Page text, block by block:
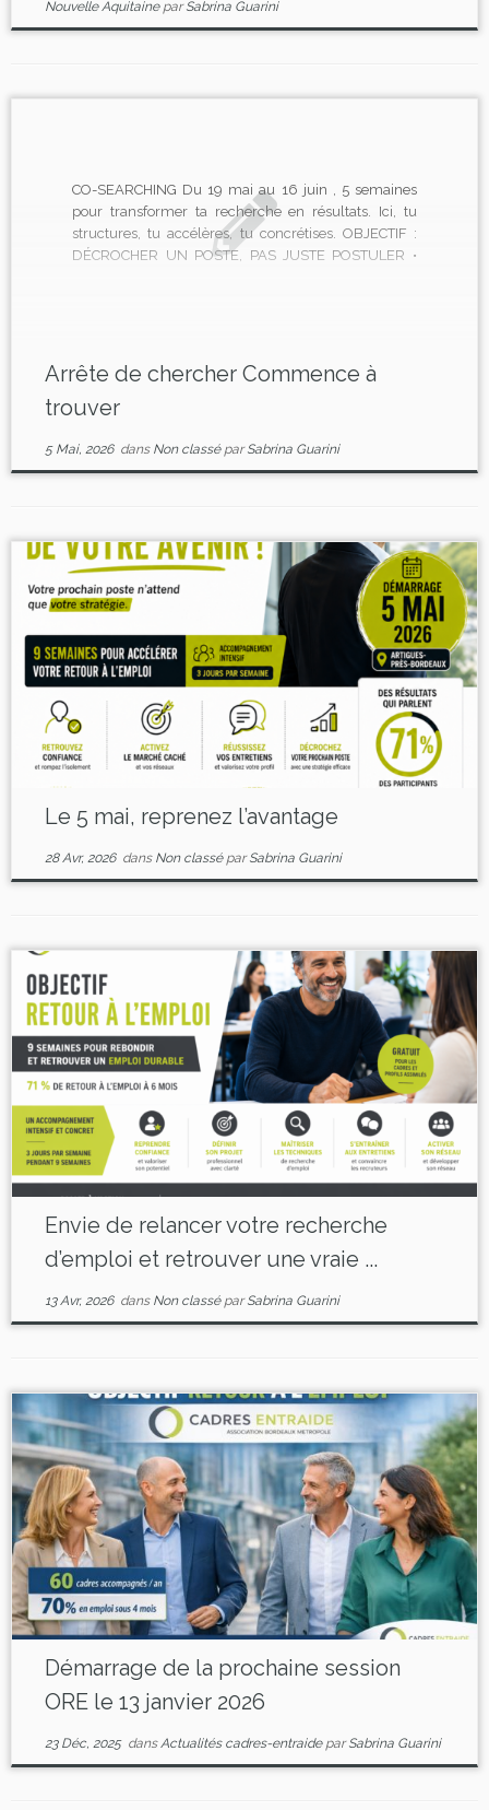
Nouvelle Aquitaine parSabrina Guarini
CO-SEARCHING Du 19 mai au 16 juin , 5 semaines
pour transformer ta recherche en résultats. Ici, tu
structures, tu accélères, tu concrétises. OBJECTIF :
DÉCROCHER UN POSTE, PAS JUSTE POSTULER •
Arrête de chercher Commence à
trouver
5 Mai, 2026dans Non classé parSabrina Guarini
Le 5 mai, reprenez l’avantage
28 Avr, 2026dans Non classé parSabrina Guarini
Envie de relancer votre recherche
d’emploi et retrouver une vraie ...
13 Avr, 2026dans Non classé parSabrina Guarini
Démarrage de la prochaine session
ORE le 13 janvier 2026
23 Déc, 2025dansActualités cadres-entraide parSabrina Guarini